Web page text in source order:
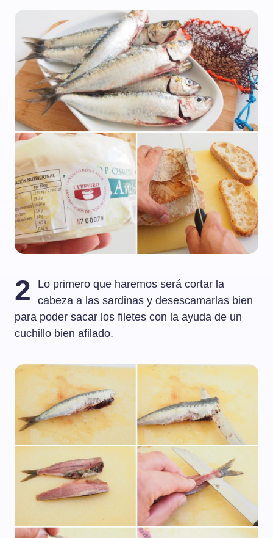
2
Lo primero que haremos será cortar la
cabeza a las sardinas y desescamarlas bien
para poder sacar los filetes con la ayuda de un
cuchillo bien afilado.